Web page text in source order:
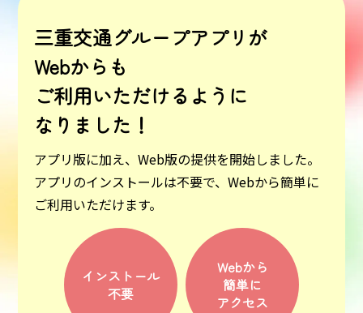
三重交通グループアプリが
Webからも
ご利用いただけるように
なりました！
アプリ版に加え、Web版の提供を開始しました。
アプリのインストールは不要で、Webから簡単に
ご利用いただけます。
インストール
不要
Webから
簡単に
アクセス